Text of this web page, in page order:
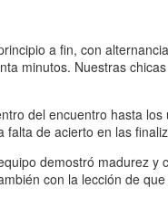
a fin, con
minutos. Nuestras
del encuentro hasta
falta de acierto en las
demostró madurez
con la lección de